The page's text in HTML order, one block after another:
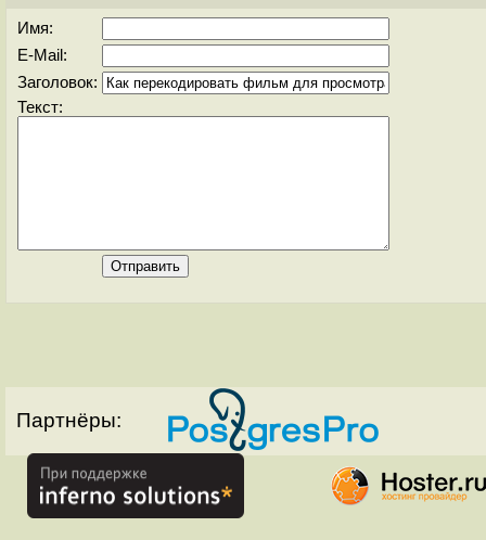
Имя:
E-Mail:
Заголовок:
Текст:
Партнёры: